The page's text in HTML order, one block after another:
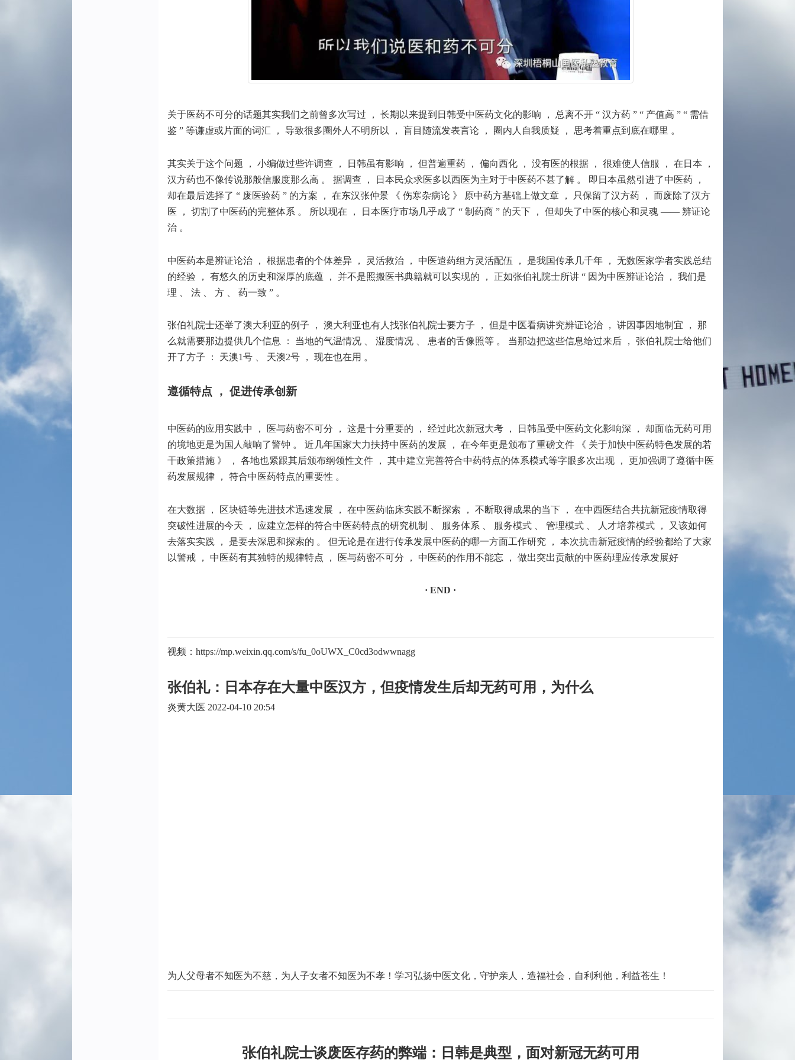
关于医药不可分的话题其实我们之前曾多次写过 ， 长期以来提到日韩受中医药文化的影响 ， 总离不开 “ 汉方药 ” “ 产值高 ” “ 需借
鉴 ” 等谦虚或片面的词汇 ， 导致很多圈外人不明所以 ， 盲目随流发表言论 ， 圈内人自我质疑 ， 思考着重点到底在哪里 。
其实关于这个问题 ， 小编做过些许调查 ， 日韩虽有影响 ， 但普遍重药 ， 偏向西化 ， 没有医的根据 ， 很难使人信服 ， 在日本 ，
汉方药也不像传说那般信服度那么高 。 据调查 ， 日本民众求医多以西医为主对于中医药不甚了解 。 即日本虽然引进了中医药 ，
却在最后选择了 “ 废医验药 ” 的方案 ， 在东汉张仲景 《 伤寒杂病论 》 原中药方基础上做文章 ， 只保留了汉方药 ， 而废除了汉方
医 ， 切割了中医药的完整体系 。 所以现在 ， 日本医疗市场几乎成了 “ 制药商 ” 的天下 ， 但却失了中医的核心和灵魂 —— 辨证论
治 。
中医药本是辨证论治 ， 根据患者的个体差异 ， 灵活救治 ， 中医遣药组方灵活配伍 ， 是我国传承几千年 ， 无数医家学者实践总结
的经验 ， 有悠久的历史和深厚的底蕴 ， 并不是照搬医书典籍就可以实现的 ， 正如张伯礼院士所讲 “ 因为中医辨证论治 ， 我们是
理 、 法 、 方 、 药一致 ” 。
张伯礼院士还举了澳大利亚的例子 ， 澳大利亚也有人找张伯礼院士要方子 ， 但是中医看病讲究辨证论治 ， 讲因事因地制宜 ， 那
么就需要那边提供几个信息 ： 当地的气温情况 、 湿度情况 、 患者的舌像照等 。 当那边把这些信息给过来后 ， 张伯礼院士给他们
开了方子 ： 天澳1号 、 天澳2号 ， 现在也在用 。
遵循特点 ， 促进传承创新
中医药的应用实践中 ， 医与药密不可分 ， 这是十分重要的 ， 经过此次新冠大考 ， 日韩虽受中医药文化影响深 ， 却面临无药可用
的境地更是为国人敲响了警钟 。 近几年国家大力扶持中医药的发展 ， 在今年更是颁布了重磅文件
《 关于加快中医药特色发展的若
干政策措施 》
， 各地也紧跟其后颁布纲领性文件 ， 其中建立完善符合中药特点的体系模式等字眼多次出现 ， 更加强调了遵循中医
药发展规律 ， 符合中医药特点的重要性 。
在大数据 ， 区块链等先进技术迅速发展 ， 在中医药临床实践不断探索 ， 不断取得成果的当下 ， 在中西医结合共抗新冠疫情取得
突破性进展的今天 ， 应建立怎样的符合中医药特点的研究机制 、 服务体系 、 服务模式 、 管理模式 、 人才培养模式 ， 又该如何
去落实实践 ， 是要去深思和探索的 。 但无论是在进行传承发展中医药的哪一方面工作研究 ， 本次抗击新冠疫情的经验都给了大家
以警戒 ， 中医药有其独特的规律特点 ， 医与药密不可分 ， 中医药的作用不能忘 ， 做出突出贡献的中医药理应传承发展好
· END ·
视频：https://mp.weixin.qq.com/s/fu_0oUWX_C0cd3odwwnagg
张伯礼：日本存在大量中医汉方，但疫情发生后却无药可用，为什么
炎黄大医 2022-04-10 20:54
为人父母者不知医为不慈，为人子女者不知医为不孝！学习弘扬中医文化，守护亲人，造福社会，自利利他，利益苍生！
张伯礼院士谈废医存药的弊端：日韩是典型，面对新冠无药可用